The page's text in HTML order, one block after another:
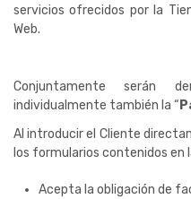
servicios ofrecidos por la
Web.
Conjuntamente serán
individualmente también la “
Al introducir el Cliente
los formularios contenidos en
Acepta la obligación de